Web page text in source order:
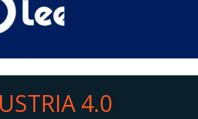
4.0